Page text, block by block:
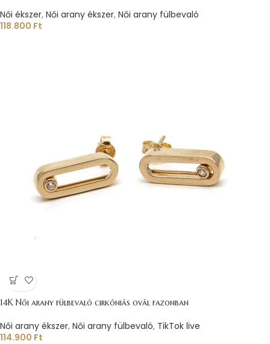
Női ékszer, Női arany ékszer, Női arany fülbevaló
118.800 Ft
14K Női arany fülbevaló cirkóniás ovál fazonban
Női arany ékszer, Női arany fülbevaló, TikTok live
114.900 Ft